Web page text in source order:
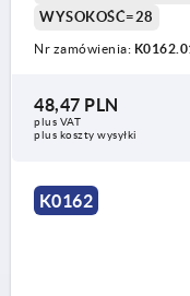
WYSOKOŚĆ=28
Nr zamówienia:
48,47 PLN
plus VAT
plus koszty wysyłki
K0162